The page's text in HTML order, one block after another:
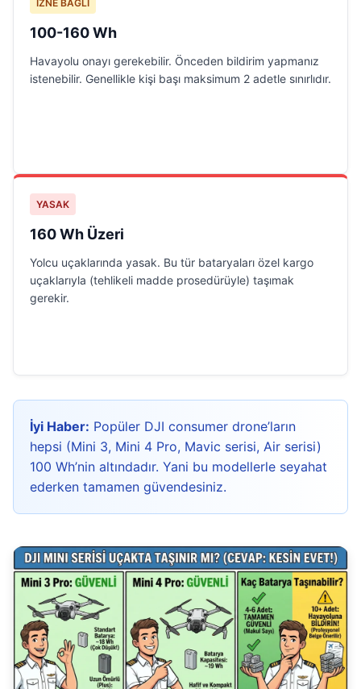
İZNE BAĞLI
100-160 Wh
Havayolu onayı gerekebilir. Önceden bildirim yapmanız
istenebilir. Genellikle kişi başı maksimum 2 adetle sınırlıdır.
YASAK
160 Wh Üzeri
Yolcu uçaklarında yasak. Bu tür bataryaları özel kargo
uçaklarıyla (tehlikeli madde prosedürüyle) taşımak
gerekir.
İyi Haber: Popüler DJI consumer drone’ların
hepsi (Mini 3, Mini 4 Pro, Mavic serisi, Air serisi)
100 Wh’nin altındadır. Yani bu modellerle seyahat
ederken tamamen güvendesiniz.